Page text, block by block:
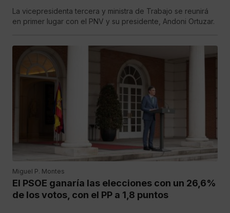
La vicepresidenta tercera y ministra de Trabajo se reunirá
en primer lugar con el PNV y su presidente, Andoni Ortuzar.
Miguel P. Montes
El PSOE ganaría las elecciones con un 26,6%
de los votos, con el PP a 1,8 puntos